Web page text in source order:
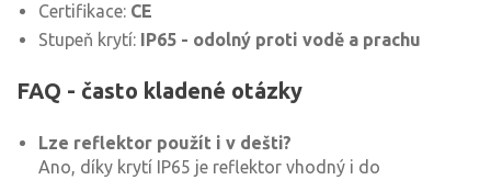
Certifikace: CE
Stupeň krytí: IP65 - odolný proti vodě a prachu
FAQ - často kladené otázky
Lze reflektor použít i v dešti?
Ano, díky krytí IP65 je reflektor vhodný i do